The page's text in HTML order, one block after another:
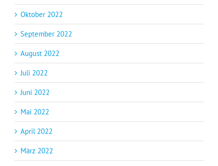
Oktober 2022
September 2022
August 2022
Juli 2022
Juni 2022
Mai 2022
April 2022
März 2022